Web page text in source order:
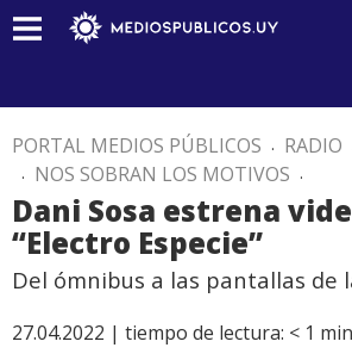
PORTAL MEDIOS PÚBLICOS . RADIO
. NOS SOBRAN LOS MOTIVOS .
Dani Sosa estrena
“Electro Especie”
Del ómnibus a las pantallas de
27.04.2022 | tiempo de lectura: < 1